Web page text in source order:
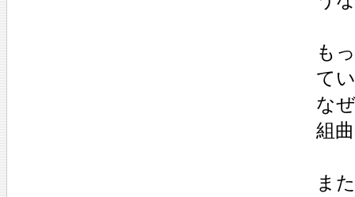
も
て
な
組
ま